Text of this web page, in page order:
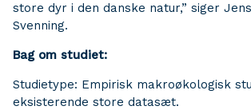
store dyr i den danske natur,” siger
Svenning.
Bag om studiet:
Studietype: Empirisk makroøkologisk
eksisterende store datasæt.